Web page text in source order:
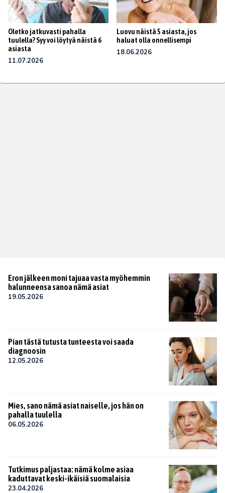
Oletko jatkuvasti pahalla
tuulella? Syy voi löytyä näistä 6
asiasta
11.07.2026
Luovu näistä 5 asiasta, jos
haluat olla onnellisempi
18.06.2026
Eron jälkeen moni tajuaa vasta myöhemmin
halunneensa sanoa nämä asiat
19.05.2026
Pian tästä tutusta tunteesta voi saada
diagnoosin
12.05.2026
Mies, sano nämä asiat naiselle, jos hän on
pahalla tuulella
06.05.2026
Tutkimus paljastaa: nämä kolme asiaa
kaduttavat keski-ikäisiä suomalaisia
23.04.2026